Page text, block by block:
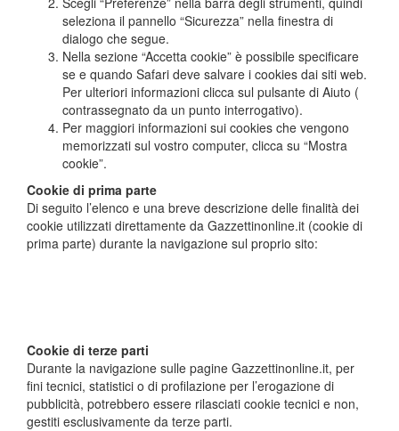
seleziona il pannello “Sicurezza” nella finestra di
dialogo che segue.
Nella sezione “Accetta cookie” è possibile specificare
se e quando Safari deve salvare i cookies dai siti web.
Per ulteriori informazioni clicca sul pulsante di Aiuto (
contrassegnato da un punto interrogativo).
Per maggiori informazioni sui cookies che vengono
memorizzati sul vostro computer, clicca su “Mostra
cookie”.
Cookie di prima parte
Di seguito l’elenco e una breve descrizione delle finalità dei
cookie utilizzati direttamente da Gazzettinonline.it (cookie di
prima parte) durante la navigazione sul proprio sito:
Cookie di terze parti
Durante la navigazione sulle pagine Gazzettinonline.it, per
fini tecnici, statistici o di profilazione per l’erogazione di
pubblicità, potrebbero essere rilasciati cookie tecnici e non,
gestiti esclusivamente da terze parti.